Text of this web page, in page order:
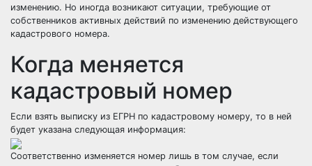
изменению. Но иногда возникают ситуации, требующие от
собственников активных действий по изменению действующего
кадастрового номера.
Когда меняется
кадастровый номер
Если взять выписку из ЕГРН по кадастровому номеру, то в ней
будет указана следующая информация:
Соответственно изменяется номер лишь в том случае, если